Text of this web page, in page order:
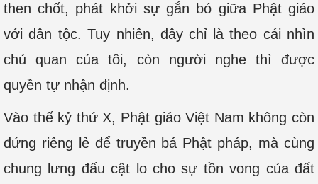
then chốt, phát khởi sự gắn bó giữa Phật giáo
với dân tộc. Tuy nhiên, đây chỉ là theo cái nhìn
chủ quan của tôi, còn người nghe thì được
quyền tự nhận định.
Vào thế kỷ thứ X, Phật giáo Việt Nam không còn
đứng riêng lẻ để truyền bá Phật pháp, mà cùng
chung lưng đấu cật lo cho sự tồn vong của đất